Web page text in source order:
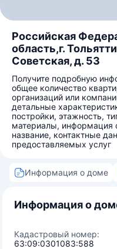
Российская
область,г.
Советская, д. 53
Получите подробную
общее количество
организаций или
детальные
постройки, этажность,
материалы, информация
название, контактные
предоставляемых услуг
Информация о доме
Информация о
Кадастровый номер:
63:09:0301083:588